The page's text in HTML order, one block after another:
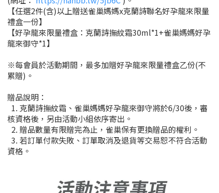
【任選2件(含)以上贈送雀巢媽媽x克蘭詩聯名好孕龍來限量
禮盒一份】
【好孕龍來限量禮盒：克蘭詩撫紋霜30ml*1+雀巢媽媽好孕
龍來御守*1】
※每會員於活動期間，最多加贈好孕龍來限量禮盒乙份(不
累贈) 。
贈品說明：
1. 克蘭詩撫紋霜、雀巢媽媽好孕龍來御守將於6/30後，審
核資格後，另由活動小組依序寄出。
2. 贈品數量有限贈完為止，雀巢保有更換贈品的權利。
3. 若訂單付款失敗、訂單取消及退貨等交易恕不符合活動
資格。